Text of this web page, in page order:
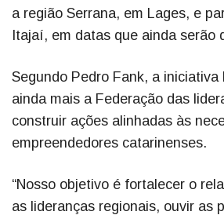
a região Serrana, em Lages, e
Itajaí, em datas que ainda serão
Segundo Pedro Fank, a iniciativa
ainda mais a Federação das
construir ações alinhadas às
empreendedores catarinenses.
“Nosso objetivo é fortalecer o
as lideranças regionais, ouvir as